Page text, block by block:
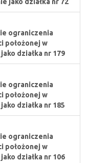
ograniczenia
położonej w
działka nr 179
ograniczenia
położonej w
działka nr 185
ograniczenia
położonej w
działka nr 106